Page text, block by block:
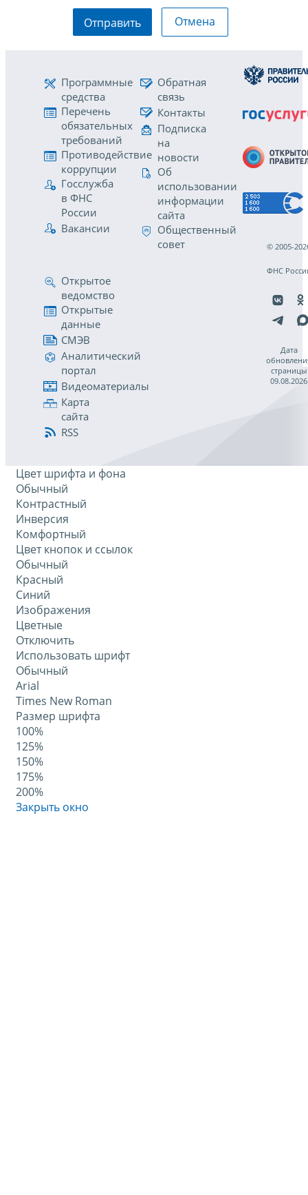
Отправить Отмена
Программные
средства
Перечень
обязательных
требований
Противодействие
коррупции
Госслужба
в ФНС
России
Вакансии
Обратная
связь
Контакты
Подписка
на
новости
Об
использовании
информации
сайта
Общественный
совет
Открытое
ведомство
Открытые
данные
СМЭВ
Аналитический
портал
Видеоматериалы
Карта
сайта
RSS
© 2005-
ФНС
Дата
страницы
09.08.2026
Цвет шрифта и фона
Обычный
Контрастный
Инверсия
Комфортный
Цвет кнопок и ссылок
Обычный
Красный
Синий
Изображения
Цветные
Отключить
Использовать шрифт
Обычный
Arial
Times New Roman
Размер шрифта
100%
125%
150%
175%
200%
Закрыть окно